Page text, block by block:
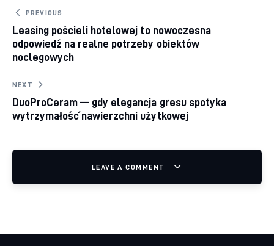
Nawigacja wpisu
PREVIOUS
Leasing pościeli hotelowej to nowoczesna
odpowiedź na realne potrzeby obiektów
noclegowych
NEXT
DuoProCeram — gdy elegancja gresu spotyka
wytrzymałość nawierzchni użytkowej
LEAVE A COMMENT